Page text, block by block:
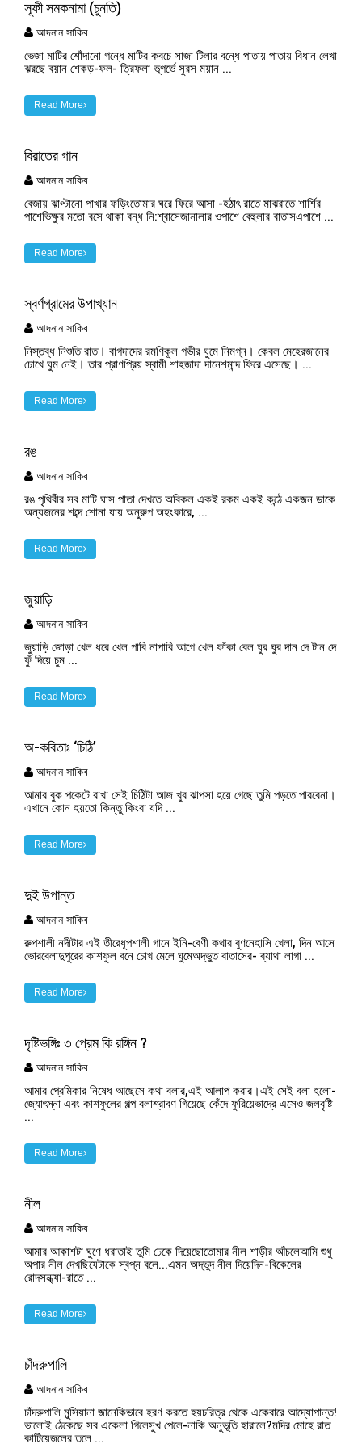
সূফী সমকনামা (চুনতি)
আদনান সাকিব
ভেজা মাটির শোঁদানো গন্ধে মাটির কবচে সাজা টিলার বন্ধে পাতায় পাতায় বিধান লেখা
ঝরছে বয়ান শেকড়-ফল- ত্রিফলা ভূগর্ভে সুরস ময়ান ...
Read More
বিরাতের গান
আদনান সাকিব
বেজায় ঝাপ্টানো পাখার ফড়িংতোমার ঘরে ফিরে আসা -হঠাৎ রাতে মাঝরাতে শার্শির
পাশেভিক্ষুর মতো বসে থাকা বন্ধ নি:শ্বাসেজানালার ওপাশে বেহুলার বাতাসএপাশে ...
Read More
স্বর্ণগ্রামের উপাখ্যান
আদনান সাকিব
নিস্তব্ধ নিশুতি রাত। বাগদাদের রমণিকূল গভীর ঘুমে নিমগ্ন। কেবল মেহেরজানের
চোখে ঘুম নেই। তার প্রাণপ্রিয় স্বামী শাহজাদা দানেশমান্দ ফিরে এসেছে। ...
Read More
রঙ
আদনান সাকিব
রঙ পৃথিবীর সব মাটি ঘাস পাতা দেখতে অবিকল একই রকম একই কন্ঠে একজন ডাকে
অন্যজনের শব্দে শোনা যায় অনুরুপ অহংকারে, ...
Read More
জুয়াড়ি
আদনান সাকিব
জুয়াড়ি জোড়া খেল ধরে খেল পাবি নাপাবি আগে খেল ফাঁকা বেল ঘুর ঘুর দান দে টান দে
ফুঁ দিয়ে চুম ...
Read More
অ-কবিতাঃ ‘চিঠি’
আদনান সাকিব
আমার বুক পকেটে রাখা সেই চিঠিটা আজ খুব ঝাপসা হয়ে গেছে তুমি পড়তে পারবেনা।
এখানে কোন হয়তো কিন্তু কিংবা যদি ...
Read More
দুই উপান্ত
আদনান সাকিব
রুপশালী নদীটার এই তীরেধূপশালী গানে ইনি-বেণী কথার বুণনেহাসি খেলা, দিন আসে
ভোরবেলাদুপুরের কাশফুল বনে চোখ মেলে ঘুমেঅদ্ভুত বাতাসের- ব্যাথা লাগা ...
Read More
দৃষ্টিভঙ্গিঃ ৩ প্রেম কি রঙ্গিন ?
আদনান সাকিব
আমার প্রেমিকার নিষেধ আছেসে কথা বলার,এই আলাপ করার।এই সেই বলা হলো-
জ্যোৎস্না এবং কাশফুলের গল্প বলাশ্রাবণ গিয়েছে কেঁদে ফুরিয়েভাদ্রে এসেও জলবৃষ্টি
...
Read More
নীল
আদনান সাকিব
আমার আকাশটা ঘুণে ধরাতাই তুমি ঢেকে দিয়েছোতোমার নীল শাড়ীর আঁচলেআমি শুধু
অপার নীল দেখছিযেটাকে স্বপ্ন বলে...এমন অদ্ভুদ নীল দিয়েদিন-বিকেলের
রোদসন্ধ্যা-রাতে ...
Read More
চাঁদরুপালি
আদনান সাকিব
চাঁদরুপালি মুন্সিয়ানা জানেকিভাবে হরণ করতে হয়চরিত্র থেকে একেবারে আদ্যোপান্ত!
ভালোই ঠেকেছে সব একেলা গিলেসুখ পেলে-নাকি অনুভূতি হারালে?মদির মোহে রাত
কাটিয়েজলের তলে ...